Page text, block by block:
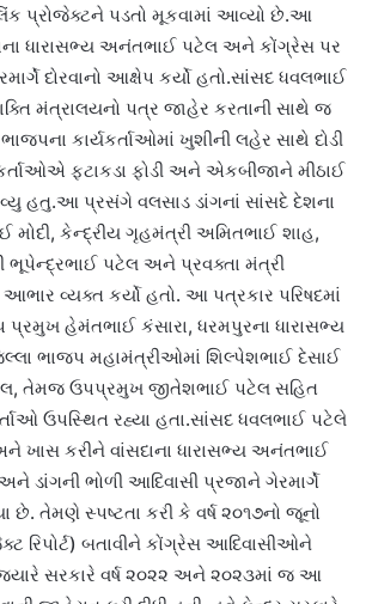
પ્રોજેક્ટને પડતો મૂકવામાં આવ્યો છે.આ
ધારાસભ્ય અનંતભાઈ પટેલ અને કોંગ્રેસ પર
દોરવાનો આક્ષેપ કર્યો હતો.સાંસદ ધવલભાઈ
મંત્રાલયનો પત્ર જાહેર કરતાની સાથે જ
કાર્યકર્તાઓમાં ખુશીની લહેર સાથે દોડી
ફટાકડા ફોડી અને એકબીજાને મીઠાઈ
હતુ.આ પ્રસંગે વલસાડ ડાંગનાં સાંસદે દેશના
મોદી, કેન્દ્રીય ગૃહમંત્રી અમિતભાઈ શાહ,
ભૂપેન્દ્રભાઈ પટેલ અને પ્રવક્તા મંત્રી
વ્યક્ત કર્યો હતો. આ પત્રકાર પરિષદમાં
પ્રમુખ હેમંતભાઈ કંસારા, ધરમપુરના ધારાસભ્ય
ભાજપ મહામંત્રીઓમાં શિલ્પેશભાઈ દેસાઈ
તેમજ ઉપપ્રમુખ જીતેશભાઈ પટેલ સહિત
ઉપસ્થિત રહ્યા હતા.સાંસદ ધવલભાઈ પટેલે
ખાસ કરીને વાંસદાના ધારાસભ્ય અનંતભાઈ
ડાંગની ભોળી આદિવાસી પ્રજાને ગેરમાર્ગે
છે. તેમણે સ્પષ્ટતા કરી કે વર્ષ ૨૦૧૭નો જૂનો
રિપોર્ટ) બતાવીને કોંગ્રેસ આદિવાસીઓને
સરકારે વર્ષ ૨૦૨૨ અને ૨૦૨૩માં જ આ